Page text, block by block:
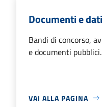
Documenti e dati
Bandi di concorso,
e documenti pubblici.
VAI ALLA PAGINA